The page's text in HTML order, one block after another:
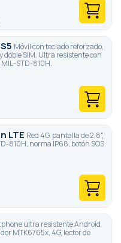
Móvil con teclado reforzado,
doble SIM. Ultra resistente con
STD-810H.
LTE Red 4G, pantalla de 2.8",
810H, norma IP68, botón SOS.
ultra resistente Android
MTK6765x, 4G, lector de